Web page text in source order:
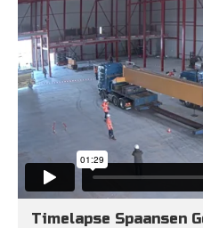
Timelapse Spaansen